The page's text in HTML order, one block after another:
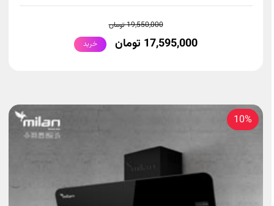
19,550,000 تومان
17,595,000 تومان خرید
10%